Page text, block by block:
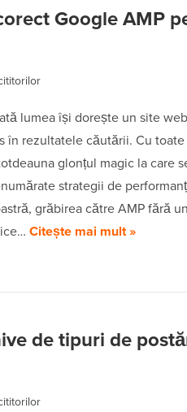
Google AMP
lumea își dorește un site
în rezultatele căutării. Cu
glonțul magic la care
strategii de
grăbirea către AMP fără
Citește mai mult »
de tipuri de